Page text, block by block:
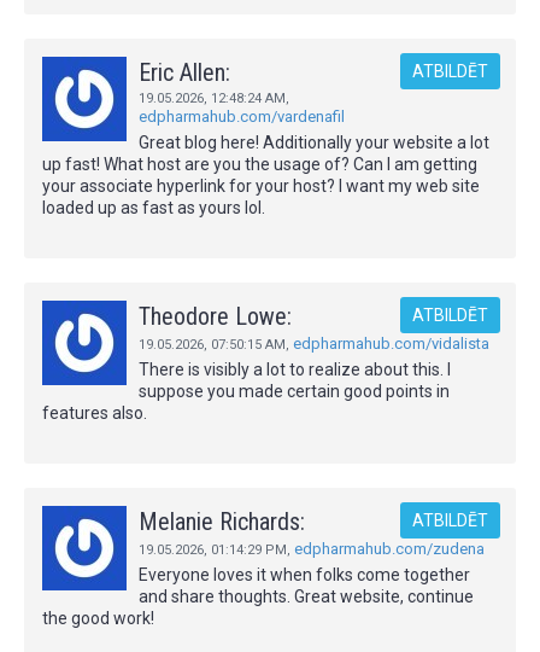
Eric Allen:
19.05.2026, 12:48:24 AM,
edpharmahub.com/vardenafil
ATBILDĒT
Great blog here! Additionally your website a lot
up fast! What host are you the usage of? Can I am getting
your associate hyperlink for your host? I want my web site
loaded up as fast as yours lol.
Theodore Lowe:
19.05.2026, 07:50:15 AM, edpharmahub.com/vidalista
ATBILDĒT
There is visibly a lot to realize about this. I
suppose you made certain good points in
features also.
Melanie Richards:
19.05.2026, 01:14:29 PM, edpharmahub.com/zudena
ATBILDĒT
Everyone loves it when folks come together
and share thoughts. Great website, continue
the good work!